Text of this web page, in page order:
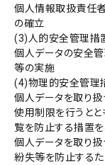
個人情報取扱責任
の確立
(3)人的安全管理措
個人データの安全
等の実施
(4)物理的安全管理
個人データを取り扱
使用制限を行うとと
覧を防止する措置を
個人データを取り
紛失等を防止するた